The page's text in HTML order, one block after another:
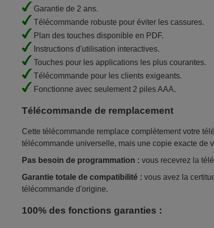
Garantie de 2 ans.
Télécommande robuste pour éviter les cassures.
Plan des touches disponible en PDF.
Instructions d'utilisation interactives.
Touches pour les applications les plus courantes.
Télécommande pour les clients exigeants.
Fonctionne avec seulement 2 piles AAA.
Télécommande de remplacement
Cette télécommande remplace complètement votre
télécommande universelle, mais une copie exacte de
Pas besoin de programmation : vous recevrez la
Garantie totale de compatibilité : vous avez la
télécommande d'origine.
100% des fonctions garanties :